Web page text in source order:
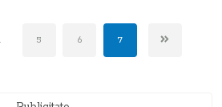
5 6 7